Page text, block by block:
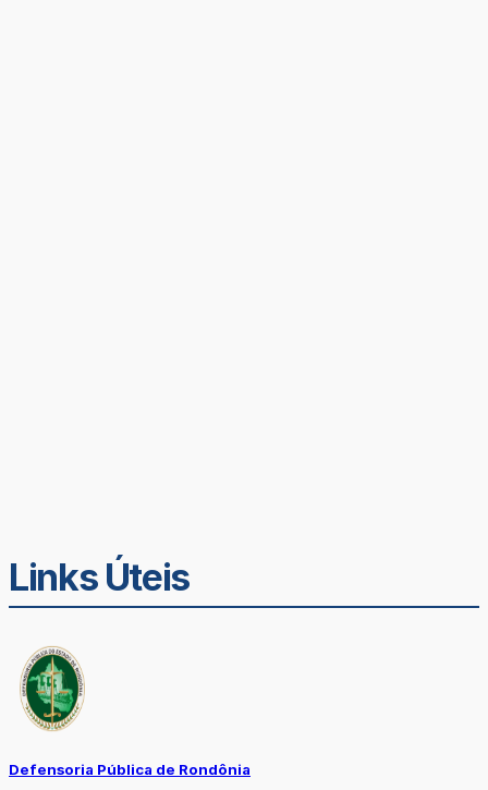
Links Úteis
Defensoria Pública de Rondônia